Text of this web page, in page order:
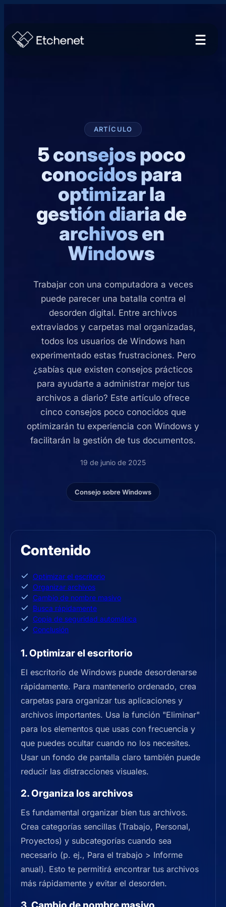
ARTÍCULO
5 consejos poco
conocidos para
optimizar la
gestión diaria de
archivos en
Windows
Trabajar con una computadora a veces
puede parecer una batalla contra el
desorden digital. Entre archivos
extraviados y carpetas mal organizadas,
todos los usuarios de Windows han
experimentado estas frustraciones. Pero
¿sabías que existen consejos prácticos
para ayudarte a administrar mejor tus
archivos a diario? Este artículo ofrece
cinco consejos poco conocidos que
optimizarán tu experiencia con Windows y
facilitarán la gestión de tus documentos.
19 de junio de 2025
Consejo sobre Windows
Contenido
Optimizar el escritorio
Organizar archivos
Cambio de nombre masivo
Busca rápidamente
Copia de seguridad automática
Conclusión
1. Optimizar el escritorio
El escritorio de Windows puede desordenarse
rápidamente. Para mantenerlo ordenado, crea
carpetas para organizar tus aplicaciones y
archivos importantes. Usa la función "Eliminar"
para los elementos que usas con frecuencia y
que puedes ocultar cuando no los necesites.
Usar un fondo de pantalla claro también puede
reducir las distracciones visuales.
2. Organiza los archivos
Es fundamental organizar bien tus archivos.
Crea categorías sencillas (Trabajo, Personal,
Proyectos) y subcategorías cuando sea
necesario (p. ej., Para el trabajo > Informe
anual). Esto te permitirá encontrar tus archivos
más rápidamente y evitar el desorden.